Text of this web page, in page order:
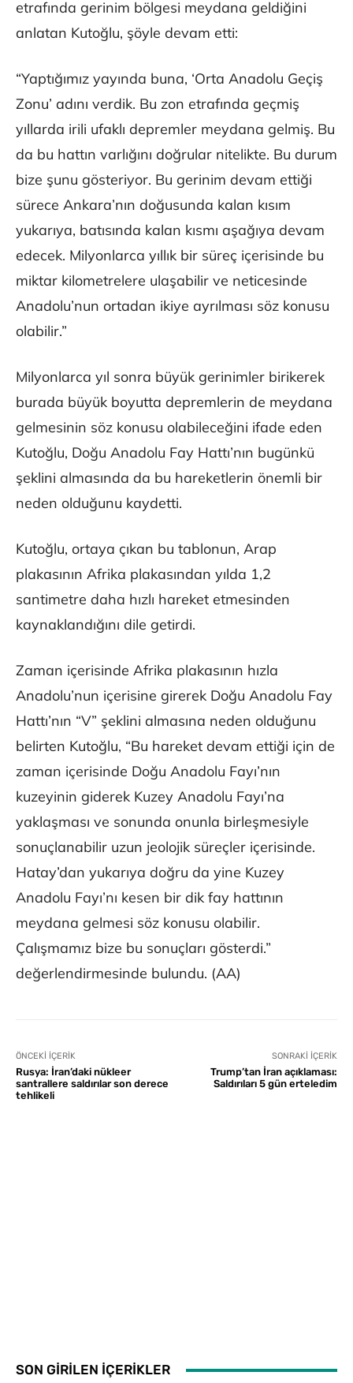
etrafında gerinim bölgesi meydana geldiğini
anlatan Kutoğlu, şöyle devam etti:
“Yaptığımız yayında buna, ‘Orta Anadolu Geçiş
Zonu’ adını verdik. Bu zon etrafında geçmiş
yıllarda irili ufaklı depremler meydana gelmiş. Bu
da bu hattın varlığını doğrular nitelikte. Bu durum
bize şunu gösteriyor. Bu gerinim devam ettiği
sürece Ankara’nın doğusunda kalan kısım
yukarıya, batısında kalan kısmı aşağıya devam
edecek. Milyonlarca yıllık bir süreç içerisinde bu
miktar kilometrelere ulaşabilir ve neticesinde
Anadolu’nun ortadan ikiye ayrılması söz konusu
olabilir.”
Milyonlarca yıl sonra büyük gerinimler birikerek
burada büyük boyutta depremlerin de meydana
gelmesinin söz konusu olabileceğini ifade eden
Kutoğlu, Doğu Anadolu Fay Hattı’nın bugünkü
şeklini almasında da bu hareketlerin önemli bir
neden olduğunu kaydetti.
Kutoğlu, ortaya çıkan bu tablonun, Arap
plakasının Afrika plakasından yılda 1,2
santimetre daha hızlı hareket etmesinden
kaynaklandığını dile getirdi.
Zaman içerisinde Afrika plakasının hızla
Anadolu’nun içerisine girerek Doğu Anadolu Fay
Hattı’nın “V” şeklini almasına neden olduğunu
belirten Kutoğlu, “Bu hareket devam ettiği için de
zaman içerisinde Doğu Anadolu Fayı’nın
kuzeyinin giderek Kuzey Anadolu Fayı’na
yaklaşması ve sonunda onunla birleşmesiyle
sonuçlanabilir uzun jeolojik süreçler içerisinde.
Hatay’dan yukarıya doğru da yine Kuzey
Anadolu Fayı’nı kesen bir dik fay hattının
meydana gelmesi söz konusu olabilir.
Çalışmamız bize bu sonuçları gösterdi.”
değerlendirmesinde bulundu. (AA)
ÖNCEKI İÇERIK
Rusya: İran’daki nükleer
santrallere saldırılar son derece
tehlikeli
SONRAKI İÇERIK
Trump’tan İran açıklaması:
Saldırıları 5 gün erteledim
SON GİRİLEN İÇERİKLER